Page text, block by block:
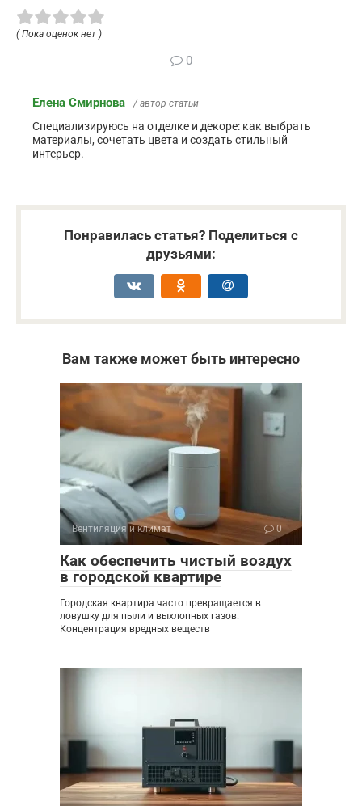
( Пока оценок нет )
0
Елена Смирнова / автор статьи
Специализируюсь на отделке и декоре: как выбрать
материалы, сочетать цвета и создать стильный
интерьер.
Понравилась статья? Поделиться с
друзьями:
Вам также может быть интересно
Вентиляция и климат 0
Как обеспечить чистый воздух
в городской квартире
Городская квартира часто превращается в
ловушку для пыли и выхлопных газов.
Концентрация вредных веществ